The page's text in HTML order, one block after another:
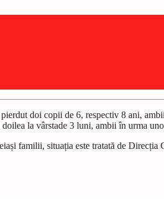
doi copii de 6, respectiv 8 ani,
la vârstade 3 luni, ambii în urma
familii, situația este tratată de